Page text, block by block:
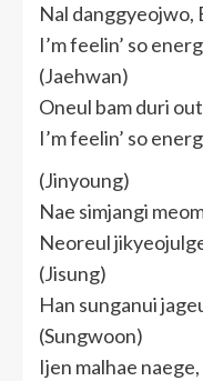
Nal danggyeojwo,
I’m feelin’ so
(Jaehwan)
Oneul bam duri
I’m feelin’ so
(Jinyoung)
Nae simjangi
Neoreul
(Jisung)
Han sunganui
(Sungwoon)
Ijen malhae